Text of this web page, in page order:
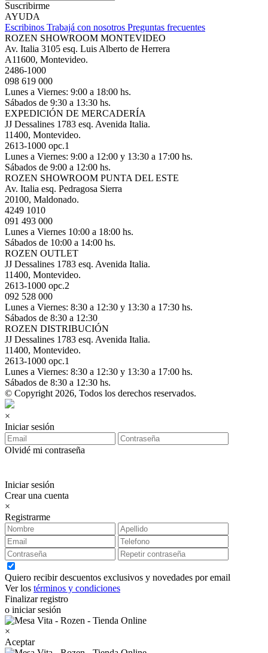
Suscribirme
AYUDA
Escribinos Trabajá con nosotros Preguntas frecuentes
ROZEN SHOWROOM MONTEVIDEO
Av. Italia 3105 esq. Luis Alberto de Herrera
A11600, Montevideo.
2486-1000
098 619 000
Lunes a Viernes: 9:00 a 18:00 hs.
Sábados de 9:30 a 13:30 hs.
EXPEDICIÓN DE MERCADERÍA
JJ Dessalines 1783 esq. Avenida Italia.
11400, Montevideo.
2613-1000 opc.1
Lunes a Viernes: 9:00 a 12:00 y 13:30 a 17:00 hs.
Sábados de 9:00 a 12:00 hs.
ROZEN SHOWROOM PUNTA DEL ESTE
Av. Italia esq. Pedragosa Sierra
20100, Maldonado.
4249 1010
091 493 000
Lunes a Viernes 10:00 a 18:00 hs.
Sábados de 10:00 a 14:00 hs.
ROZEN OUTLET
JJ Dessalines 1783 esq. Avenida Italia.
11400, Montevideo.
2613-1000 opc.2
092 528 000
Lunes a Viernes: 8:30 a 12:30 y 13:30 a 17:30 hs.
Sábados de 8:30 a 12:30
ROZEN DISTRIBUCIÓN
JJ Dessalines 1783 esq. Avenida Italia.
11400, Montevideo.
2613-1000 opc.1
Lunes a Viernes: 8:30 a 12:30 y 13:30 a 17:00 hs.
Sábados de 8:30 a 12:30 hs.
© Copyright 2026, Todos los derechos reservados.
×
Iniciar sesión
Olvidé mi contraseña
Iniciar sesión
Crear una cuenta
×
Registrarme
Quiero recibir descuentos exclusivos y novedades por email
Ver los términos y condiciones
Finalizar registro
o iniciar sesión
×
Aceptar